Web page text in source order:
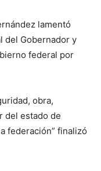
lamentó
del Gobernador y
federal por
obra,
del estado de
federación” finalizó